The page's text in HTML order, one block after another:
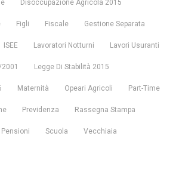
Disoccupazione Agricola 2015
Figli Fiscale Gestione Separata
ISEE Lavoratori Notturni Lavori Usuranti
Legge Di Stabilità 2015
Maternità Opeari Agricoli Part-Time
Previdenza Rassegna Stampa
Scuola Vecchiaia